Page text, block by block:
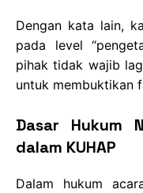
Dengan kata lain,
pada level
pihak tidak wajib
untuk membuktikan
Dasar Hukum
dalam KUHAP
Dalam hukum